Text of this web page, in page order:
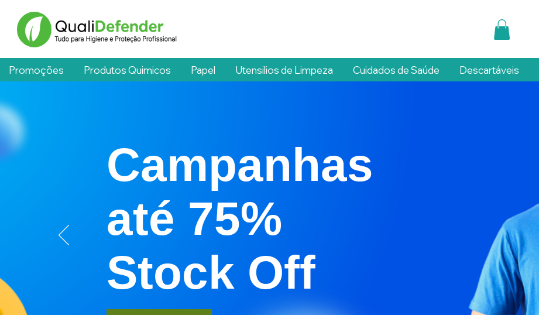
Promoções Produtos Quimicos Papel Utensilios de Limpeza Cuidados de Saúde Descartáveis
Campanhas
até 75%
Stock Off